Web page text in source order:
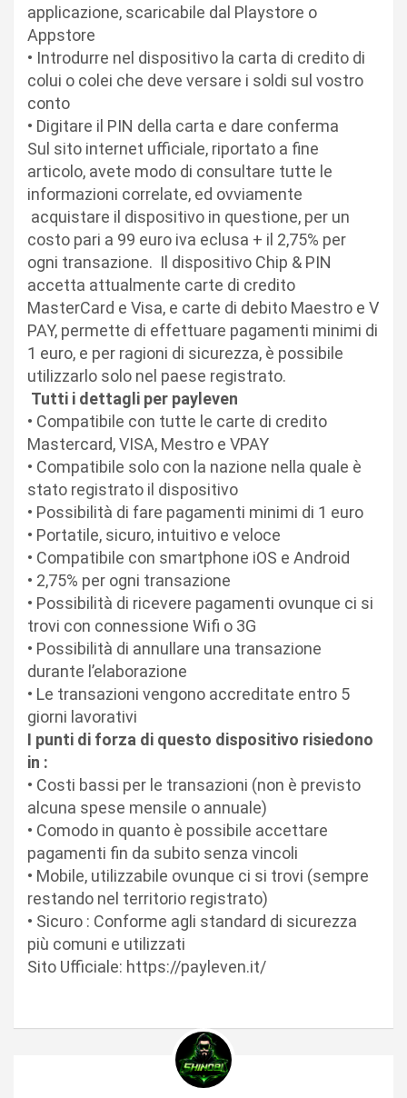
applicazione, scaricabile dal Playstore o
Appstore
• Introdurre nel dispositivo la carta di credito di
colui o colei che deve versare i soldi sul vostro
conto
• Digitare il PIN della carta e dare conferma
Sul sito internet ufficiale, riportato a fine
articolo, avete modo di consultare tutte le
informazioni correlate, ed ovviamente
acquistare il dispositivo in questione, per un
costo pari a 99 euro iva eclusa + il 2,75% per
ogni transazione. Il dispositivo Chip & PIN
accetta attualmente carte di credito
MasterCard e Visa, e carte di debito Maestro e V
PAY, permette di effettuare pagamenti minimi di
1 euro, e per ragioni di sicurezza, è possibile
utilizzarlo solo nel paese registrato.
Tutti i dettagli per payleven
• Compatibile con tutte le carte di credito
Mastercard, VISA, Mestro e VPAY
• Compatibile solo con la nazione nella quale è
stato registrato il dispositivo
• Possibilità di fare pagamenti minimi di 1 euro
• Portatile, sicuro, intuitivo e veloce
• Compatibile con smartphone iOS e Android
• 2,75% per ogni transazione
• Possibilità di ricevere pagamenti ovunque ci si
trovi con connessione Wifi o 3G
• Possibilità di annullare una transazione
durante l’elaborazione
• Le transazioni vengono accreditate entro 5
giorni lavorativi
I punti di forza di questo dispositivo risiedono
in :
• Costi bassi per le transazioni (non è previsto
alcuna spese mensile o annuale)
• Comodo in quanto è possibile accettare
pagamenti fin da subito senza vincoli
• Mobile, utilizzabile ovunque ci si trovi (sempre
restando nel territorio registrato)
• Sicuro : Conforme agli standard di sicurezza
più comuni e utilizzati
Sito Ufficiale: https://payleven.it/